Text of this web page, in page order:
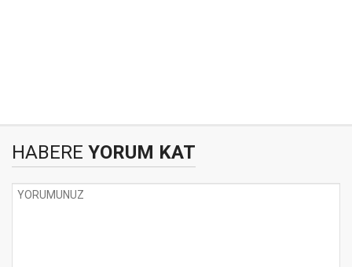
HABERE YORUM KAT